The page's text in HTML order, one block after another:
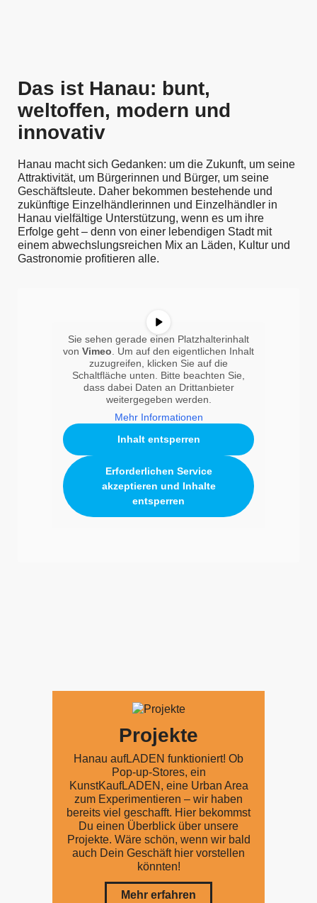
Das ist Hanau: bunt,
weltoffen, modern und
innovativ
Hanau macht sich Gedanken: um die Zukunft, um seine
Attraktivität, um Bürgerinnen und Bürger, um seine
Geschäftsleute. Daher bekommen bestehende und
zukünftige Einzelhändlerinnen und Einzelhändler in
Hanau vielfältige Unterstützung, wenn es um ihre
Erfolge geht – denn von einer lebendigen Stadt mit
einem abwechslungsreichen Mix an Läden, Kultur und
Gastronomie profitieren alle.
Sie sehen gerade einen Platzhalterinhalt
von Vimeo. Um auf den eigentlichen Inhalt
zuzugreifen, klicken Sie auf die
Schaltfläche unten. Bitte beachten Sie,
dass dabei Daten an Drittanbieter
weitergegeben werden.
Mehr Informationen
Inhalt entsperren
Erforderlichen Service
akzeptieren und Inhalte
entsperren
Projekte
Hanau aufLADEN funktioniert! Ob
Pop-up-Stores, ein
KunstKaufLADEN, eine Urban Area
zum Experimentieren – wir haben
bereits viel geschafft. Hier bekommst
Du einen Überblick über unsere
Projekte. Wäre schön, wenn wir bald
auch Dein Geschäft hier vorstellen
könnten!
Mehr erfahren